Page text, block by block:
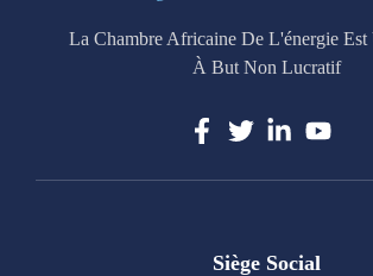
La Chambre Africaine De L'énergie Est
À But Non Lucratif
Siège Social